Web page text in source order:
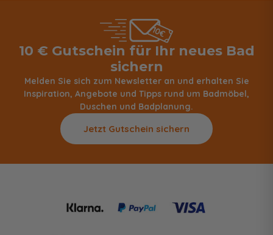
10 € Gutschein für Ihr neues Bad
sichern
Melden Sie sich zum Newsletter an und erhalten Sie
Inspiration, Angebote und Tipps rund um Badmöbel,
Duschen und Badplanung.
Jetzt Gutschein sichern